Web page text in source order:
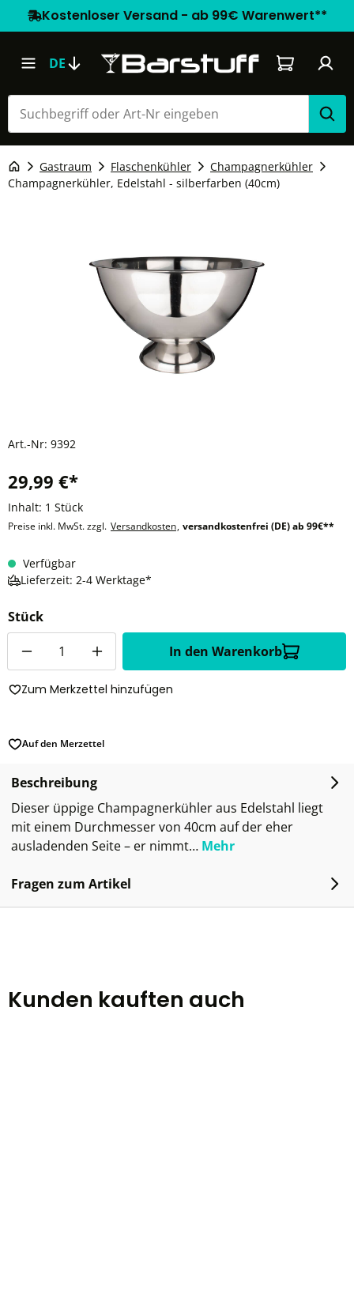
Kostenloser Versand - ab 99€ Warenwert**
DE Warenkorb
Gastraum Flaschenkühler
Champagnerkühler
Champagnerkühler, Edelstahl - silberfarben (40cm)
Art.-Nr: 9392
29,99 €*
Inhalt: 1 Stück
Preise inkl. MwSt. zzgl. Versandkosten, versandkostenfrei (DE) ab 99€**
Verfügbar
Lieferzeit: 2-4 Werktage*
Stück
In den Warenkorb
Zum Merkzettel hinzufügen
Auf den Merzettel
Beschreibung
Dieser üppige Champagnerkühler aus Edelstahl liegt
mit einem Durchmesser von 40cm auf der eher
ausladenden Seite – er nimmt… Mehr
Fragen zum Artikel
Kunden kauften auch